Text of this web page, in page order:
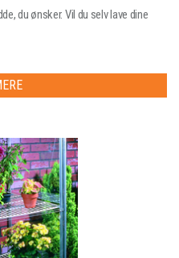
du ønsker. Vil du selv lave dine